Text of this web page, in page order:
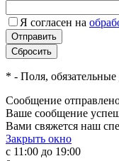
Я согласен на
* - Поля,
Сообщение
Ваше сообщение
Вами свяжется наш
Закрыть окно
с 11:00 до 19:00